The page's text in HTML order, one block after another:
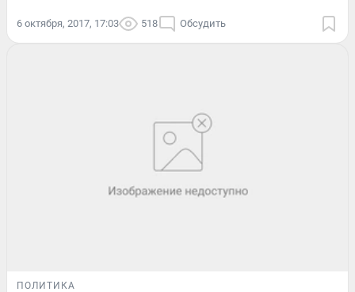
6 октября, 2017, 17:03 518 Обсудить
ПОЛИТИКА